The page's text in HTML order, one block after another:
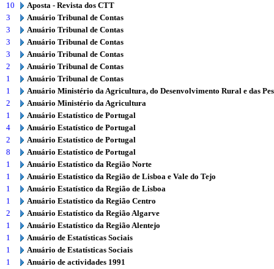
10
Aposta - Revista dos CTT
3
Anuário Tribunal de Contas
3
Anuário Tribunal de Contas
3
Anuário Tribunal de Contas
3
Anuário Tribunal de Contas
2
Anuário Tribunal de Contas
1
Anuário Tribunal de Contas
1
Anuário Ministério da Agricultura, do Desenvolvimento Rural e das
2
Anuário Ministério da Agricultura
1
Anuário Estatístico de Portugal
4
Anuário Estatístico de Portugal
2
Anuário Estatístico de Portugal
8
Anuário Estatístico de Portugal
1
Anuário Estatístico da Região Norte
1
Anuário Estatístico da Região de Lisboa e Vale do Tejo
1
Anuário Estatístico da Região de Lisboa
1
Anuário Estatístico da Região Centro
2
Anuário Estatístico da Região Algarve
1
Anuário Estatístico da Região Alentejo
1
Anuário de Estatísticas Sociais
1
Anuário de Estatísticas Sociais
1
Anuário de actividades 1991